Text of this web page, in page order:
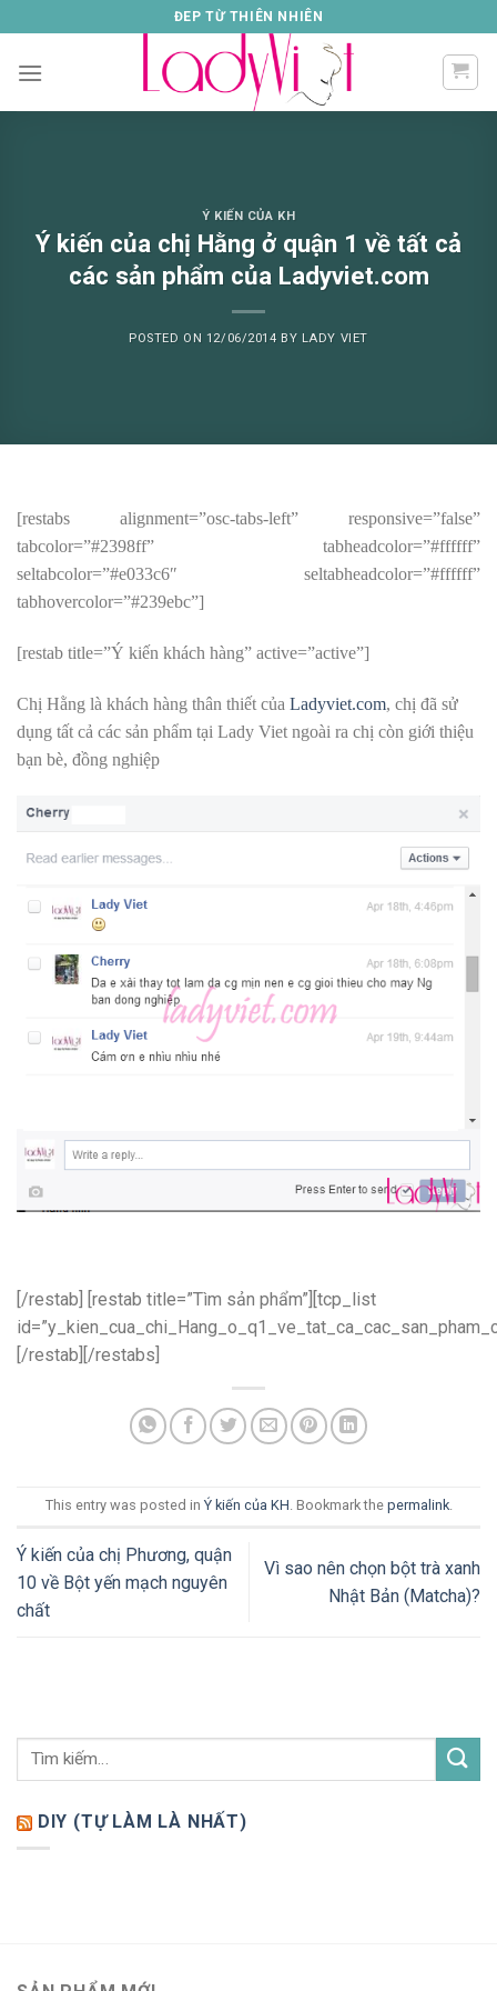
to
content
ĐEP TỪ THIÊN NHIÊN
Ý KIẾN CỦA KH
Ý kiến của chị Hằng ở quận 1 về tất cả
các sản phẩm của Ladyviet.com
POSTED ON 12/06/2014 BY LADY VIET
[restabs alignment=”osc-tabs-left” responsive=”false”
tabcolor=”#2398ff” tabheadcolor=”#ffffff”
seltabcolor=”#e033c6″ seltabheadcolor=”#ffffff”
tabhovercolor=”#239ebc”]
[restab title=”Ý kiến khách hàng” active=”active”]
Chị Hằng là khách hàng thân thiết của Ladyviet.com, chị đã sử
dụng tất cả các sản phẩm tại Lady Viet ngoài ra chị còn giới thiệu
bạn bè, đồng nghiệp
[/restab] [restab title=”Tìm sản phẩm”][tcp_list
[/restab][/restabs]
This entry was posted in Ý kiến của KH . Bookmark the permalink.
Ý kiến của chị Phương, quận
10 về Bột yến mạch nguyên
chất
Vì sao nên chọn bột trà xanh
Nhật Bản (Matcha)?
DIY (TỰ LÀM LÀ NHẤT)